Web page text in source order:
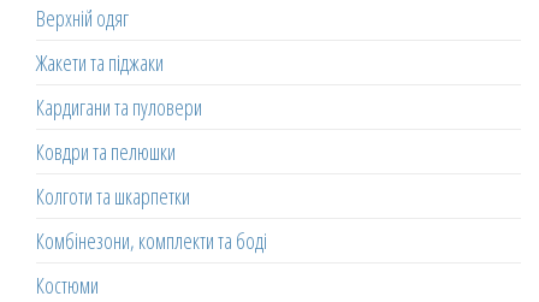
Верхній одяг
Жакети та піджаки
Кардигани та пуловери
Ковдри та пелюшки
Колготи та шкарпетки
Комбінезони, комплекти та боді
Костюми